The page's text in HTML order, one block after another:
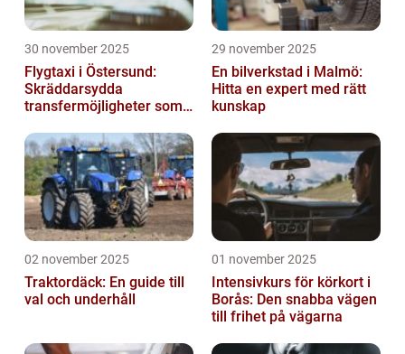
30 november 2025
Flygtaxi i Östersund:
Skräddarsydda
transfermöjligheter som
29 november 2025
En bilverkstad i Malmö:
Hitta en expert med rätt
kunskap
02 november 2025
Traktordäck: En guide till
val och underhåll
01 november 2025
Intensivkurs för körkort i
Borås: Den snabba vägen
till frihet på vägarna